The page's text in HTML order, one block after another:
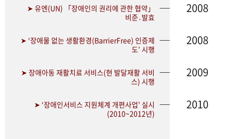
➤ 유엔(UN) 「장애인의 권리에 관한 협약」
비준․발효
2008
➤ ‘장애물 없는 생활환경(BarrierFree) 인증제
도’ 시행
2008
➤ 장애아동 재활치료 서비스(현 발달재활 서비
스) 시행
2009
➤ ‘장애인서비스 지원체계 개편사업’ 실시
(2010~2012년)
2010